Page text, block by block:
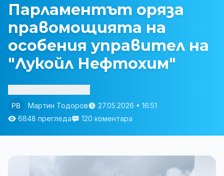
Парламентът оряза
правомощията на
особения управител на
"Лукойл Нефтохим"
Мартин Тодоров
27.05.2026 • 16:51
6848 прегледа
120 коментара